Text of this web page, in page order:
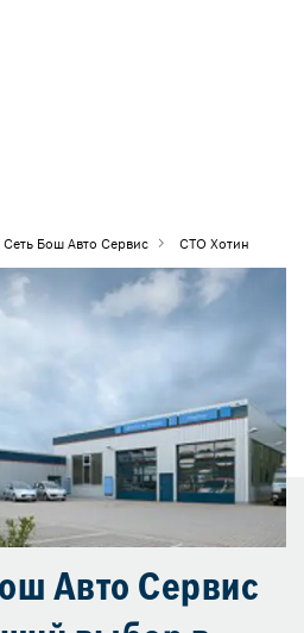
Сеть Бош Авто Сервис СТО Хотин
Авто Сервис